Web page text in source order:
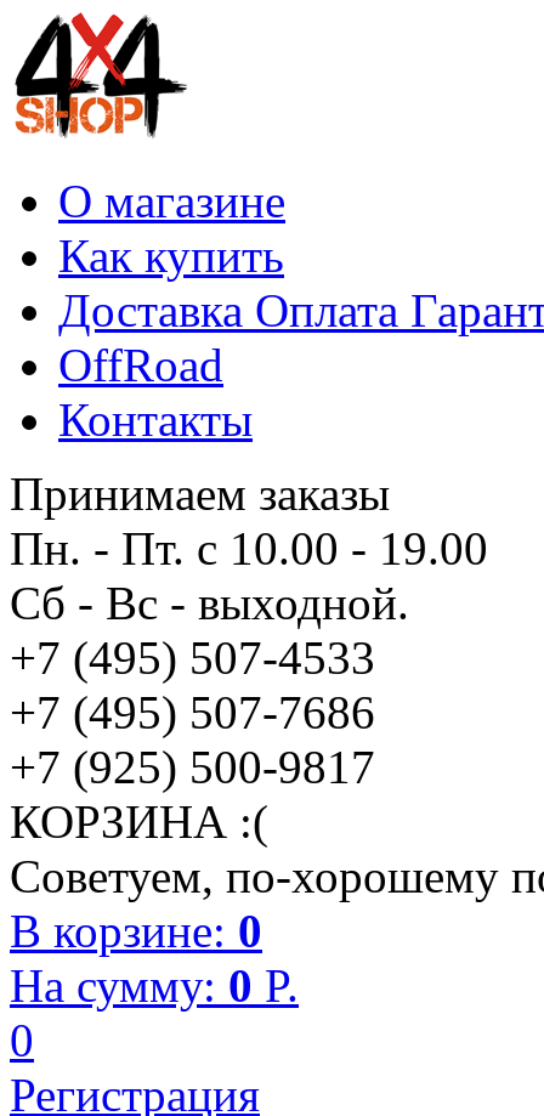
О магазине
Как купить
Доставка Оплата
OffRoad
Контакты
Принимаем заказы
Пн. - Пт. с 10.00 - 19.00
Сб - Вс - выходной.
+7 (495) 507-4533
+7 (495) 507-7686
+7 (925) 500-9817
КОРЗИНА :(
Советуем, по-хорошему
В корзине: 0
На сумму: 0 P.
0
Регистрация